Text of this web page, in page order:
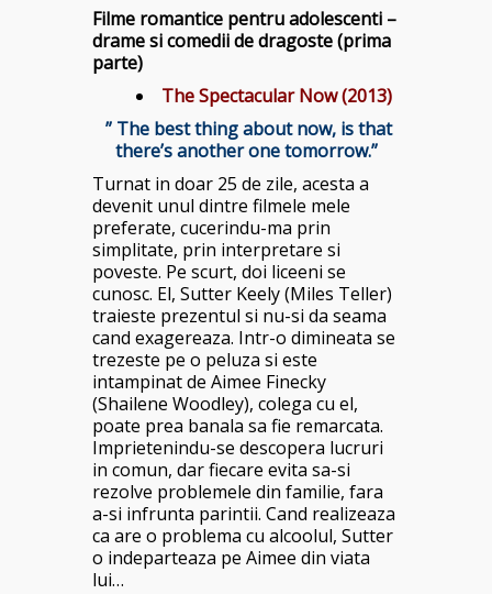
Filme romantice pentru adolescenti –
drame si comedii de dragoste (prima
parte)
The Spectacular Now (2013)
” The best thing about now, is that
there’s another one tomorrow.”
Turnat in doar 25 de zile, acesta a
devenit unul dintre filmele mele
preferate, cucerindu-ma prin
simplitate, prin interpretare si
poveste. Pe scurt, doi liceeni se
cunosc. El, Sutter Keely (Miles Teller)
traieste prezentul si nu-si da seama
cand exagereaza. Intr-o dimineata se
trezeste pe o peluza si este
intampinat de Aimee Finecky
(Shailene Woodley), colega cu el,
poate prea banala sa fie remarcata.
Imprietenindu-se descopera lucruri
in comun, dar fiecare evita sa-si
rezolve problemele din familie, fara
a-si infrunta parintii. Cand realizeaza
ca are o problema cu alcoolul, Sutter
o indeparteaza pe Aimee din viata
lui…